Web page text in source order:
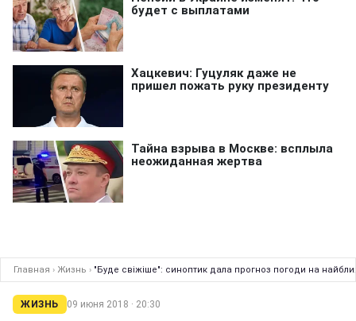
Главная › Жизнь › "Буде свіжіше": синоптик дала прогноз погоди на
ЖИЗНЬ 09 июня 2018 · 20:30